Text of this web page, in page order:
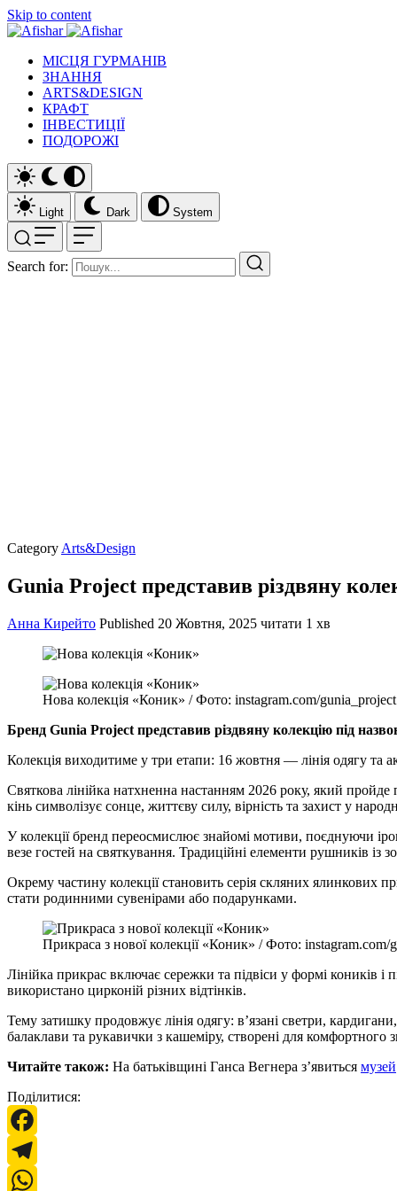
Skip to content
МІСЦЯ ГУРМАНІВ
ЗНАННЯ
ARTS&DESIGN
КРАФТ
ІНВЕСТИЦІЇ
ПОДОРОЖІ
Light Dark System
Search for:
Category Arts&Design
Gunia Project представив різдвяну
Анна Кирейто Published 20 Жовтня, 2025 читати 1 хв
Нова колекція «Коник» / Фото: instagram.com/gunia_project
Бренд Gunia Project представив різдвяну колекцію під
Колекція виходитиме у три етапи: 16 жовтня — лінія одягу
Святкова лінійка натхненна настанням 2026 року, який
кінь символізує сонце, життєву силу, вірність та захист у
У колекції бренд переосмислює знайомі мотиви, поєднуючи
везе гостей на святкування. Традиційні елементи рушників
Окрему частину колекції становить серія скляних ялинкових
стати родинними сувенірами або подарунками.
Прикраса з нової колекції «Коник» / Фото: instagram.com/
Лінійка прикрас включає сережки та підвіси у формі коників і
використано цирконій різних відтінків.
Тему затишку продовжує лінія одягу: в’язані светри,
балаклави та рукавички з кашеміру, створені для комфортного
Читайте також: На батьківщині Ганса Вегнера з’явиться музей
Поділитися:
Facebook
Telegram